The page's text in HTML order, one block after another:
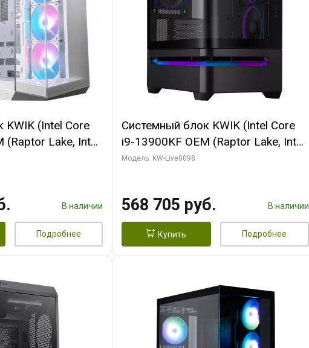
KWIK (Intel Core
(Raptor Lake, Intel
32 ГБ ОЗУ (2
В наличии
Подробнее
Системный блок KWIK (Intel Core
i9-13900KF OEM (Raptor Lake, Intel
7, C24 16EC/8P/ 16 ГБ ОЗУ (2
Turbo/ 512 ГБ SSD)
Модель: KW-Live0098
568 705 руб. В наличии
Купить Подробнее